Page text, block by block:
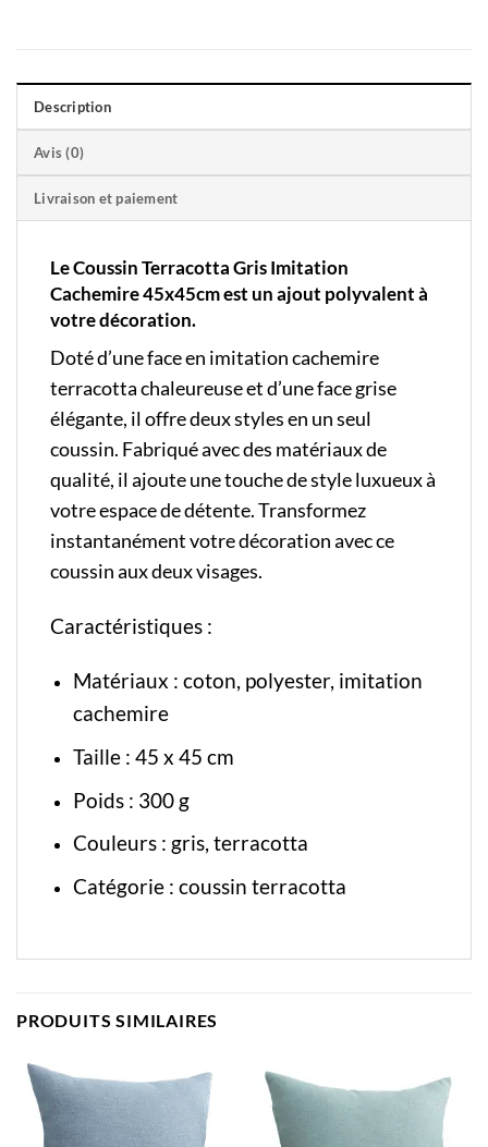
Description
Avis (0)
Livraison et paiement
Le Coussin Terracotta Gris Imitation
Cachemire 45x45cm est un ajout polyvalent à
votre décoration.
Doté d’une face en imitation cachemire
terracotta chaleureuse et d’une face grise
élégante, il offre deux styles en un seul
coussin. Fabriqué avec des matériaux de
qualité, il ajoute une touche de style luxueux à
votre espace de détente. Transformez
instantanément votre décoration avec ce
coussin aux deux visages.
Caractéristiques :
Matériaux : coton, polyester, imitation
cachemire
Taille : 45 x 45 cm
Poids : 300 g
Couleurs : gris, terracotta
Catégorie : coussin terracotta
PRODUITS SIMILAIRES